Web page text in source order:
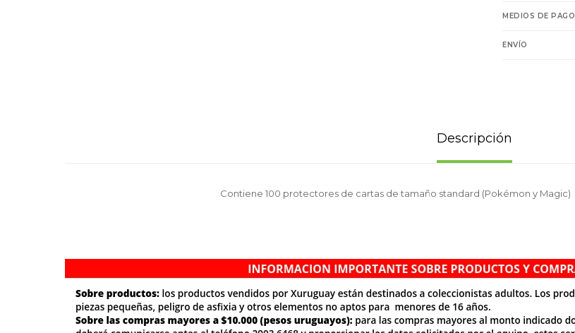
MEDIOS DE PAGO
ENVÍO
Descripción
Contiene 100 protectores de cartas de tamaño standard (Pokémon y Magic)